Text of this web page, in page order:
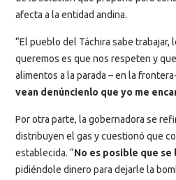
afecta a la entidad andina.
“El pueblo del Táchira sabe trabajar,
queremos es que nos respeten y
alimentos a la parada – en la
vean denúncienlo que yo me
Por otra parte, la gobernadora se
distribuyen el gas y cuestionó que
establecida. “No es posible que se
pidiéndole dinero para dejarle la